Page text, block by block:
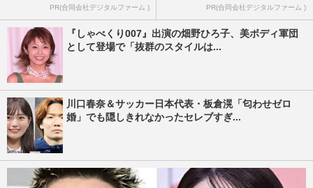
PR(合同会社デジタルファーム ) PR(合同会社デジタルファーム )
『しゃべくり007』出演の畑野ひろ子、美ボディ軍団
として登場で「抜群のスタイルは...
川口春奈＆サッカー日本代表・板倉滉「匂わせゼロ
婚」でも隠しきれなかったセレブすぎ...